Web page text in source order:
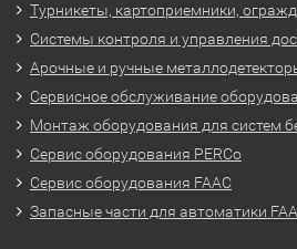
Турникеты, картоприемники,
Системы контроля и управления
Арочные и ручные
Сервисное обслуживание
Монтаж оборудования для систем
Сервис оборудования PERCo
Сервис оборудования FAAC
Запасные части для автоматики